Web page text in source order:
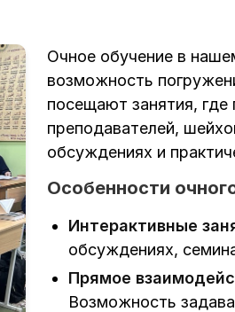
Очное обучение в
возможность
посещают занятия,
преподавателей,
обсуждениях и
Особенности
Интерактивные
обсуждениях,
Прямое
Возможность